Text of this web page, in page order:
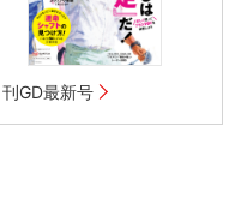
刊GD最新号